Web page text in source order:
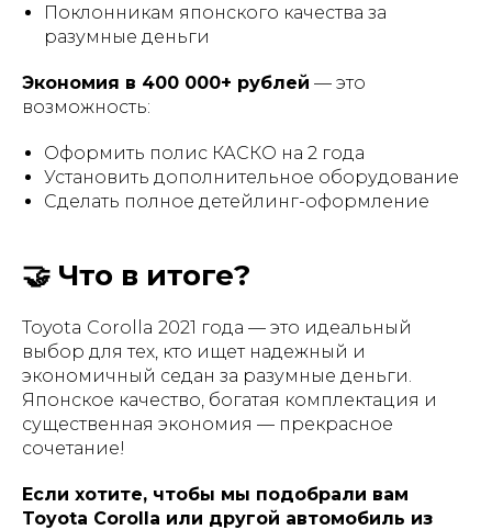
Поклонникам японского качества за
разумные деньги
Экономия в 400 000+ рублей — это
возможность:
Оформить полис КАСКО на 2 года
Установить дополнительное оборудование
Сделать полное детейлинг-оформление
🤝 Что в итоге?
Toyota Corolla 2021 года — это идеальный
выбор для тех, кто ищет надежный и
экономичный седан за разумные деньги.
Японское качество, богатая комплектация и
существенная экономия — прекрасное
сочетание!
Если хотите, чтобы мы подобрали вам
Toyota Corolla или другой автомобиль из